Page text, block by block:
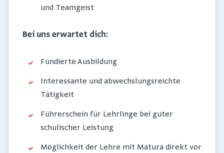
und Teamgeist
Bei uns erwartet dich:
Fundierte Ausbildung
Interessante und abwechslungsreichte
Tätigkeit
Führerschein für Lehrlinge bei guter
schulischer Leistung
Möglichkeit der Lehre mit Matura direkt vor